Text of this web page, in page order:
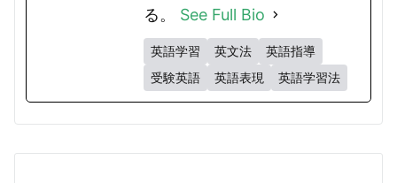
る。 See Full Bio
英語学習 英文法
英語指導
受験英語
英語表現 英語学習法